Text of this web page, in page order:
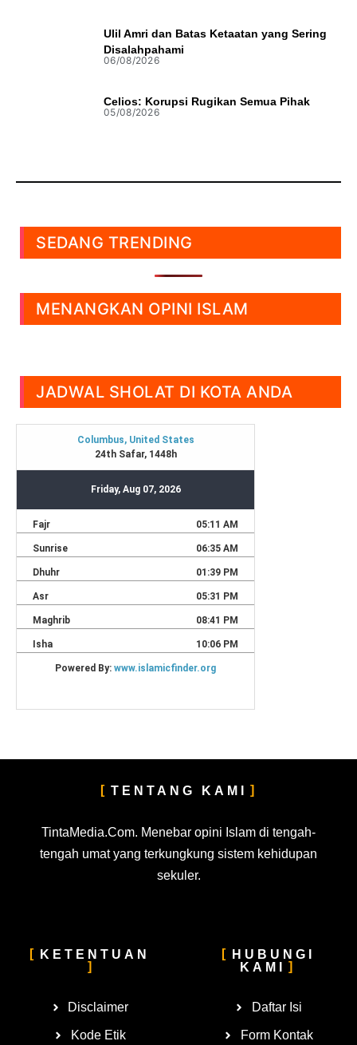
Ulil Amri dan Batas Ketaatan yang Sering
Disalahpahami
06/08/2026
Celios: Korupsi Rugikan Semua Pihak
05/08/2026
SEDANG TRENDING
MENANGKAN OPINI ISLAM
JADWAL SHOLAT DI KOTA ANDA
TENTANG KAMI
TintaMedia.Com. Menebar opini Islam di tengah-
tengah umat yang terkungkung sistem kehidupan
sekuler.
KETENTUAN
Disclaimer
Kode Etik
HUBUNGI
KAMI
Daftar Isi
Form Kontak